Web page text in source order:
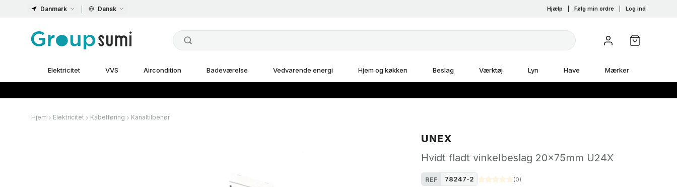
Danmark Dansk Hjælp Følg min ordre Log ind
Elektricitet VVS Aircondition Badeværelse Vedvarende energi Hjem og køkken Beslag Værktøj Lyn Have Mærker
Hjem Elektricitet Kabelføring Kanaltilbehør
UNEX
Hvidt fladt vinkelbeslag 20x75mm U24X
REF 78247-2 (0)